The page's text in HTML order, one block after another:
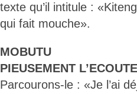
texte qu’il intitule :
qui fait mouche».
MOBUTU
PIEUSEMENT
Parcourons-le : «Je l’ai